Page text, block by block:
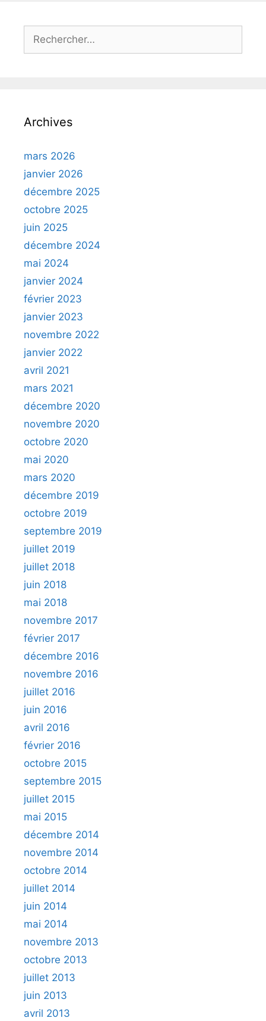
Rechercher :
Archives
mars 2026
janvier 2026
décembre 2025
octobre 2025
juin 2025
décembre 2024
mai 2024
janvier 2024
février 2023
janvier 2023
novembre 2022
janvier 2022
avril 2021
mars 2021
décembre 2020
novembre 2020
octobre 2020
mai 2020
mars 2020
décembre 2019
octobre 2019
septembre 2019
juillet 2019
juillet 2018
juin 2018
mai 2018
novembre 2017
février 2017
décembre 2016
novembre 2016
juillet 2016
juin 2016
avril 2016
février 2016
octobre 2015
septembre 2015
juillet 2015
mai 2015
décembre 2014
novembre 2014
octobre 2014
juillet 2014
juin 2014
mai 2014
novembre 2013
octobre 2013
juillet 2013
juin 2013
avril 2013